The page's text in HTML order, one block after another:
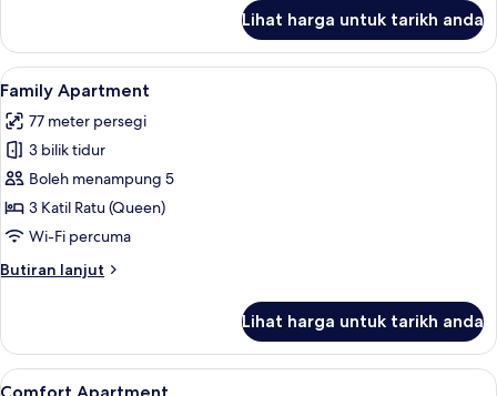
Apartment
Lihat harga untuk tarikh anda
Lihat
semua
foto
untuk
Family
Apartment
Family Apartment | Ruang tamu | 55
1
Family Apartment
77 meter persegi
3 bilik tidur
Boleh menampung 5
3 Katil Ratu (Queen)
Wi-Fi percuma
Butiran lanjut
Butiran
Apartment
Lihat harga untuk tarikh anda
Lihat
55 inci sebuah televisyen pintar
21